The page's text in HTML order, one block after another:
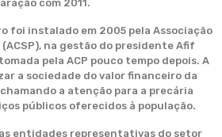
com 2011.
foi instalado em 2005 pela Associação
(ACSP), na gestão do presidente Afif
pela ACP pouco tempo depois. A
a sociedade do valor financeiro da
a atenção para a precária
públicos oferecidos à população.
entidades representativas do setor